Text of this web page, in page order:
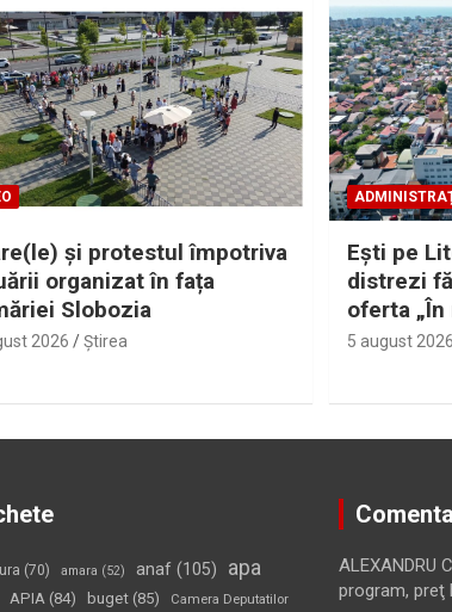
și protestul împotriva
organizat în fața
Slobozia
2026 Ştirea
Eşti pe
distrezi
oferta
5 august 2026
(70) amara (52) anaf(105)
apa
APIA(84) buget(85)
Camera Deputatilor
ALEXANDRU
program, preţ